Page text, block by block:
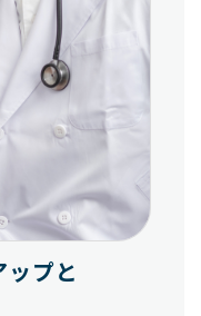
プと